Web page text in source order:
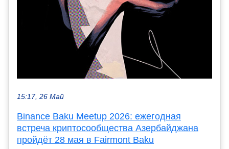
15:17, 26 Май
Binance Baku Meetup 2026: ежегодная
встреча криптосообщества Азербайджана
пройдёт 28 мая в Fairmont Baku